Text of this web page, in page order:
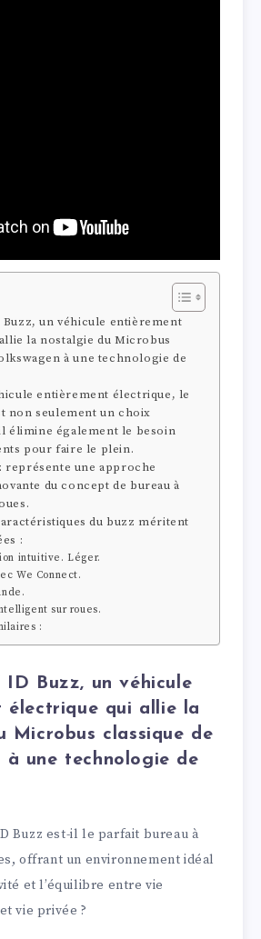
Buzz, un véhicule entièrement
la nostalgie du Microbus
à une technologie de
entièrement électrique, le
non seulement un choix
élimine également le besoin
pour faire le plein.
représente une approche
du concept de bureau à
du buzz méritent
:
intuitive. Léger.
We Connect.
sur roues.
:
ID Buzz, un véhicule
électrique qui allie la
Microbus classique de
à une technologie de
Buzz est-il le parfait bureau à
offrant un environnement idéal
et l’équilibre entre vie
vie privée ?